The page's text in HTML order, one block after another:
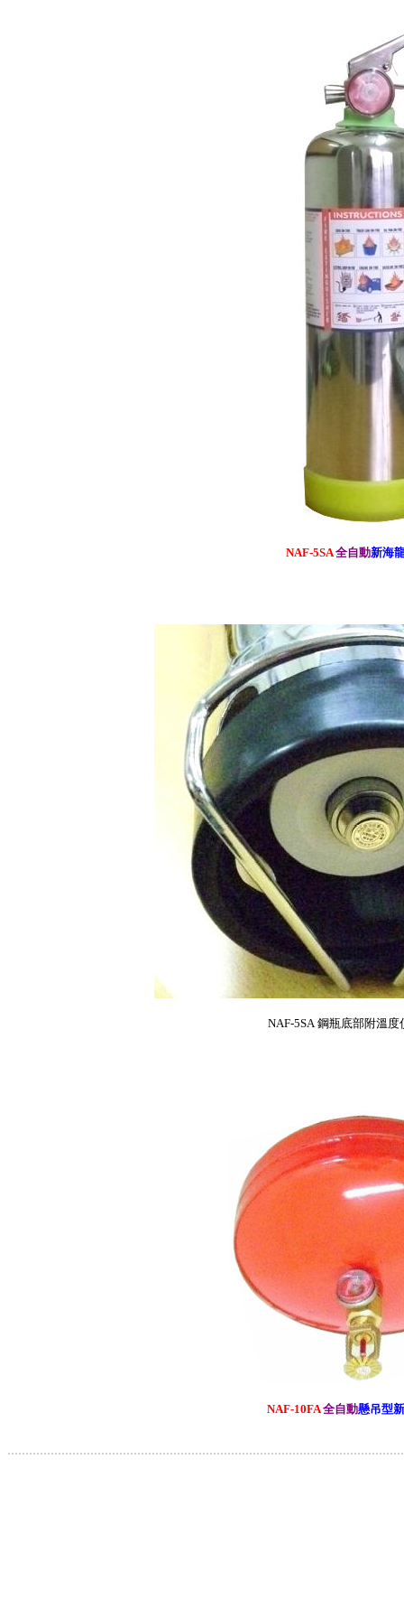
NAF-5SA全自動新海
NAF-5SA 鋼瓶底部附溫度
NAF-10FA全自動懸吊型